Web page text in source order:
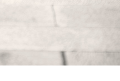
gratuit)